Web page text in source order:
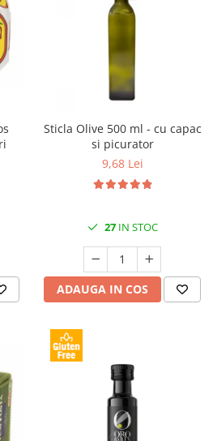
Sticla Olive 500 ml - cu capac
si picurator
9,68 Lei
27IN STOC
ADAUGA IN COS